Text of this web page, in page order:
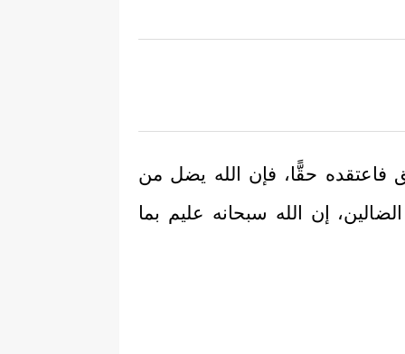
حقًّا، فإن الله يضل من
إن الله سبحانه عليم بما